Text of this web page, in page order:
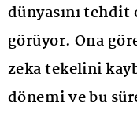
dünyasını tehdit
görüyor. Ona
zeka tekelini
dönemi ve bu